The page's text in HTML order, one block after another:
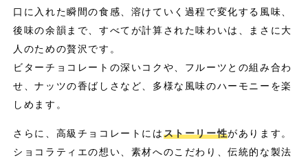
口に入れた瞬間の食感、溶けていく過程で変化する風味、
後味の余韻まで、すべてが計算された味わいは、まさに大
人のための贅沢です。
ビターチョコレートの深いコクや、フルーツとの組み合わ
せ、ナッツの香ばしさなど、多様な風味のハーモニーを楽
しめます。
さらに、高級チョコレートにはストーリー性があります。
ショコラティエの想い、素材へのこだわり、伝統的な製法